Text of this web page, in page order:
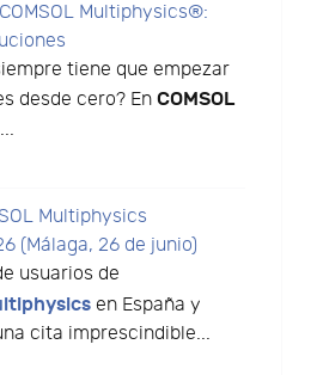
Multiphysics®:
tiene que empezar
desde cero? En COMSOL
Multiphysics
(Málaga, 26 de junio)
usuarios de
en España y
cita imprescindible...